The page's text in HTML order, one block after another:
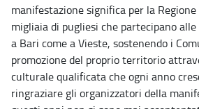
manifestazione significa per la
migliaia di pugliesi che partecipano
a Bari come a Vieste, sostenendo i
promozione del proprio territorio
culturale qualificata che ogni anno
ringraziare gli organizzatori della